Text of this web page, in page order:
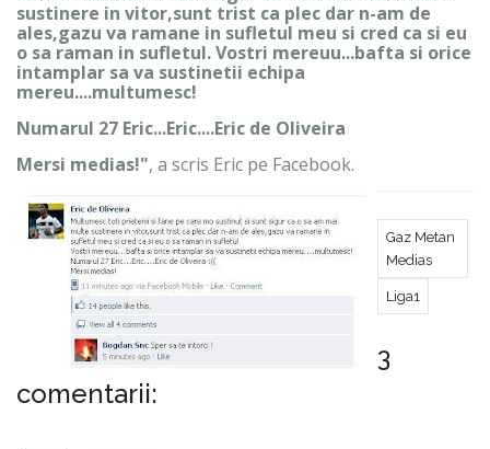
sustinere in vitor,sunt trist ca plec dar n-am de
ales,gazu va ramane in sufletul meu si cred ca si eu
o sa raman in sufletul. Vostri mereuu...bafta si orice
intamplar sa va sustinetii echipa
mereu....multumesc!
Numarul 27 Eric...Eric....Eric de Oliveira
Mersi medias!", a scris Eric pe Facebook.
Gaz Metan
Medias
Liga1
3
comentarii: